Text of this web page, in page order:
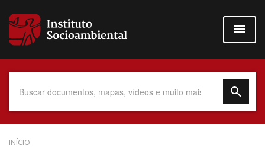
para
conteúdo
Data do Documento
INÍCIO